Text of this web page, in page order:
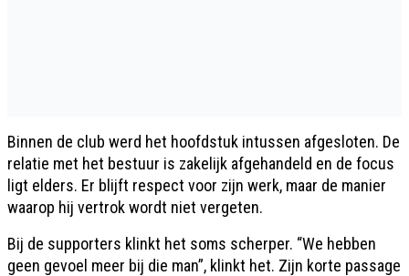
Binnen de club werd het hoofdstuk intussen afgesloten. De
relatie met het bestuur is zakelijk afgehandeld en de focus
ligt elders. Er blijft respect voor zijn werk, maar de manier
waarop hij vertrok wordt niet vergeten.
Bij de supporters klinkt het soms scherper. “We hebben
geen gevoel meer bij die man”, klinkt het. Zijn korte passage